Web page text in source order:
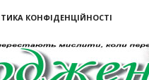
КОНФІДЕНЦІЙНОСТІ